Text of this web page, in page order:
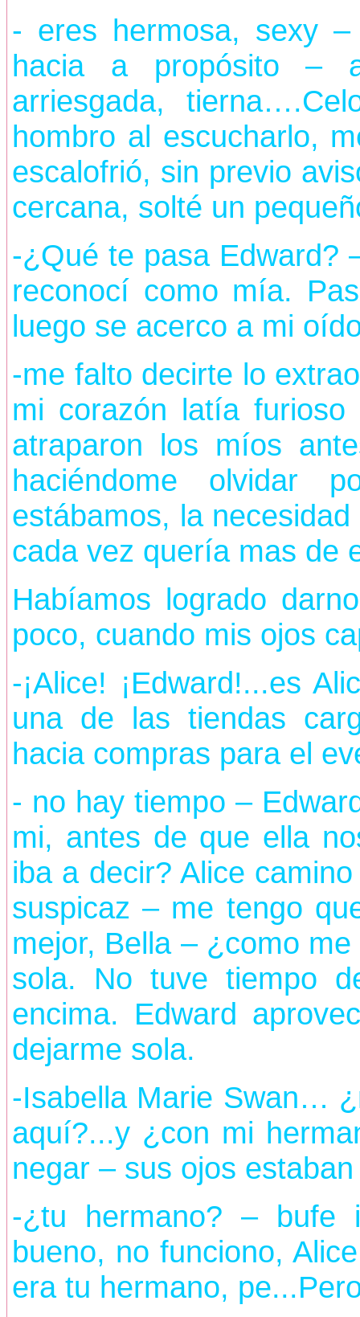
- eres hermosa, sexy
hacia a propósito –
arriesgada,
hombro al escucharlo,
escalofrió, sin previo
cercana, solté un
-¿Qué te pasa Edward?
reconocí como mía.
luego se acerco a mi
-me falto decirte lo
mi corazón latía
atraparon los míos
haciéndome olvidar
estábamos, la
cada vez quería mas de
Habíamos logrado
poco, cuando mis ojos
-¡Alice! ¡Edward!...es
una de las tiendas
hacia compras para el
- no hay tiempo –
mi, antes de que ella
iba a decir? Alice
suspicaz – me tengo
mejor, Bella – ¿como
sola. No tuve tiempo
encima. Edward
dejarme sola.
-Isabella Marie Swan…
aquí?...y ¿con mi
negar – sus ojos
-¿tu hermano? – bufe
bueno, no funciono,
era tu hermano,